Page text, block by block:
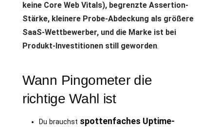
keine Core Web Vitals), begrenzte Assertion-
Stärke, kleinere Probe-Abdeckung als größere
SaaS-Wettbewerber, und die Marke ist bei
Produkt-Investitionen still geworden.
Wann Pingometer die
richtige Wahl ist
Du brauchst spottenfaches Uptime-